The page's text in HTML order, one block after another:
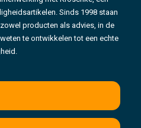
Sinds 1998 staan
producten als advies, in de
te ontwikkelen tot een echte